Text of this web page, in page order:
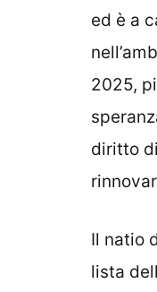
ed è a
2025,
diritto
Il natio
lista